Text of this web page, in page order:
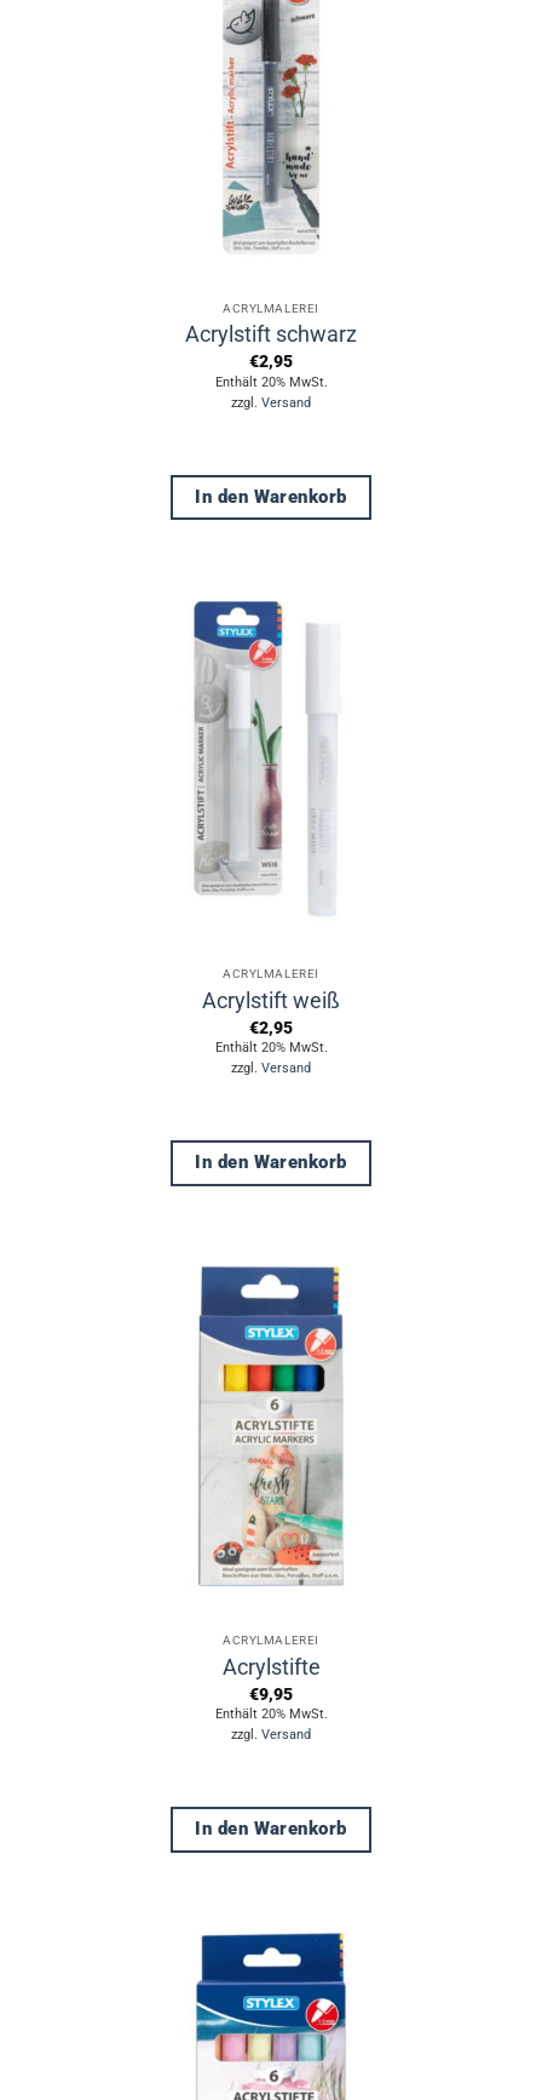
ACRYLMALEREI
Acrylstift schwarz
€2,95
Enthält 20% MwSt.
zzgl. Versand
In den Warenkorb
ACRYLMALEREI
Acrylstift weiß
€2,95
Enthält 20% MwSt.
zzgl. Versand
In den Warenkorb
ACRYLMALEREI
Acrylstifte
€9,95
Enthält 20% MwSt.
zzgl. Versand
In den Warenkorb